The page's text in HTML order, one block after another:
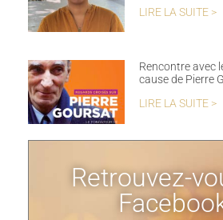
LIRE LA SUITE >
Rencontre avec
cause de Pierre
LIRE LA SUITE >
Retrouvez-